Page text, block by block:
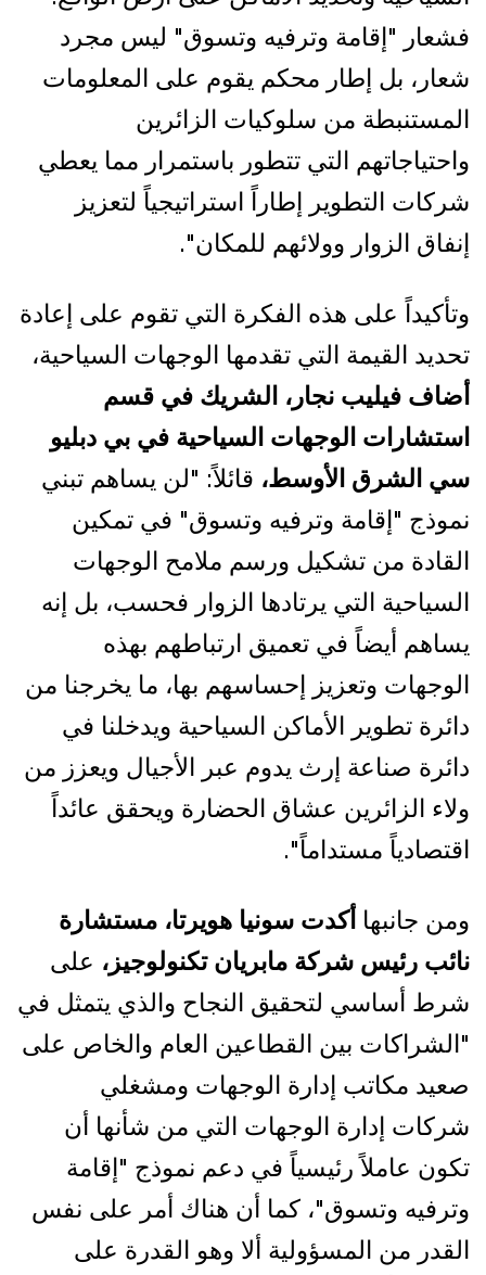
فشعار "إقامة وترفيه وتسوق" ليس مجرد
شعار، بل إطار محكم يقوم على المعلومات
المستنبطة من سلوكيات الزائرين
واحتياجاتهم التي تتطور باستمرار مما يعطي
شركات التطوير إطاراً استراتيجياً لتعزيز
إنفاق الزوار وولائهم للمكان".
وتأكيداً على هذه الفكرة التي تقوم على إعادة
تحديد القيمة التي تقدمها الوجهات السياحية،
أضاف فيليب نجار، الشريك في قسم
استشارات الوجهات السياحية في بي دبليو
سي الشرق الأوسط، قائلاً: "لن يساهم تبني
نموذج "إقامة وترفيه وتسوق" في تمكين
القادة من تشكيل ورسم ملامح الوجهات
السياحية التي يرتادها الزوار فحسب، بل إنه
يساهم أيضاً في تعميق ارتباطهم بهذه
الوجهات وتعزيز إحساسهم بها، ما يخرجنا من
دائرة تطوير الأماكن السياحية ويدخلنا في
دائرة صناعة إرث يدوم عبر الأجيال ويعزز من
ولاء الزائرين عشاق الحضارة ويحقق عائداً
اقتصادياً مستداماً".
ومن جانبها أكدت سونيا هويرتا، مستشارة
نائب رئيس شركة مابريان تكنولوجيز، على
شرط أساسي لتحقيق النجاح والذي يتمثل في
"الشراكات بين القطاعين العام والخاص على
صعيد مكاتب إدارة الوجهات ومشغلي
شركات إدارة الوجهات التي من شأنها أن
تكون عاملاً رئيسياً في دعم نموذج "إقامة
وترفيه وتسوق"، كما أن هناك أمر على نفس
القدر من المسؤولية ألا وهو القدرة على